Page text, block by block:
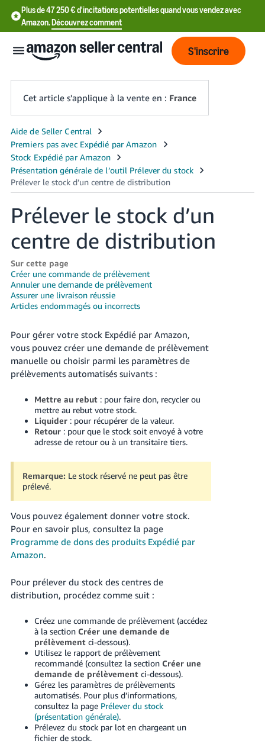
Plus de 47 250 € d'incitations potentielles quand vous vendez avec
Amazon.Découvrez comment
Français
中
文
-
CN
中
文
-
Deutsch
- DE
- FR
Italiano
- IT
日
本
語
JP
한
국
어
-
KR
- ES
- FR
Login
S'inscrire
Cet article s'applique à la vente en : France
Prélever le stock d’un
centre de distribution
Sur cette page
Créer une commande de prélèvement
Annuler une demande de prélèvement
Assurer une livraison réussie
Articles endommagés ou incorrects
Pour gérer votre stock Expédié par Amazon,
vous pouvez créer une demande de prélèvement
manuelle ou choisir parmi les paramètres de
prélèvements automatisés suivants :
Mettre au rebut: pour faire don, recycler ou
mettre au rebut votre stock.
Liquider: pour récupérer de la valeur.
Retour: pour que le stock soit envoyé à votre
adresse de retour ou à un transitaire tiers.
Remarque: Le stock réservé ne peut pas être
prélevé.
Vous pouvez également donner votre stock.
Pour en savoir plus, consultez la page
Programme de dons des produits Expédié par
Amazon.
Pour prélever du stock des centres de
distribution, procédez comme suit :
Créez une commande de prélèvement (accédez
à la section Créer une demande de
prélèvementci-dessous).
Utilisez le rapport de prélèvement
recommandé (consultez la section Créer une
demande de prélèvementci-dessous).
Gérez les paramètres de prélèvements
automatisés. Pour plus d’informations,
consultez la page Prélever du stock
(présentation générale).
Prélevez du stock par lot en chargeant un
fichier de stock.